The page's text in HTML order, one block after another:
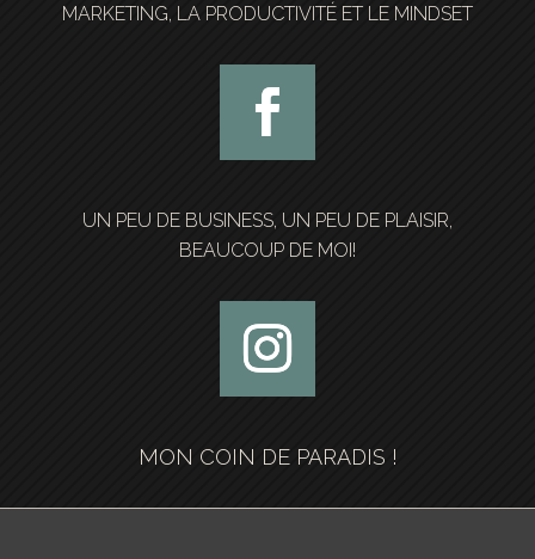
MARKETING, LA PRODUCTIVITÉ ET LE MINDSET
UN PEU DE BUSINESS, UN PEU DE PLAISIR,
BEAUCOUP DE MOI!
MON COIN DE PARADIS !